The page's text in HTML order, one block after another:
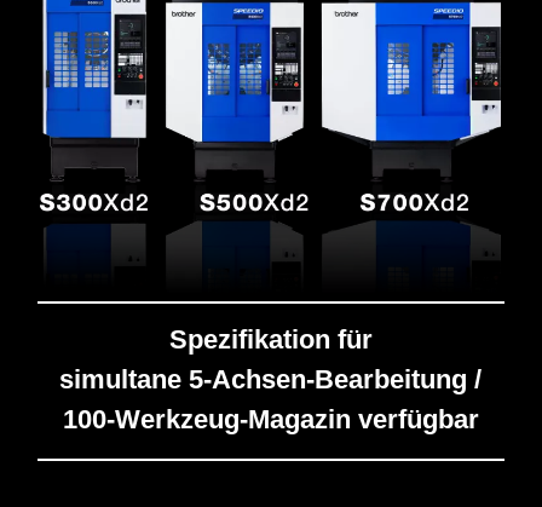
Spezifikation für
simultane 5-Achsen-Bearbeitung /
100-Werkzeug-Magazin verfügbar